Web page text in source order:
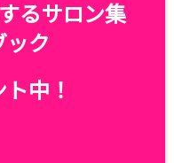
るサロン集
ック
中！